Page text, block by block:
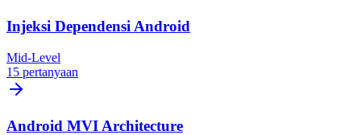
Injeksi Dependensi Android
Mid-Level
15 pertanyaan
Android MVI Architecture